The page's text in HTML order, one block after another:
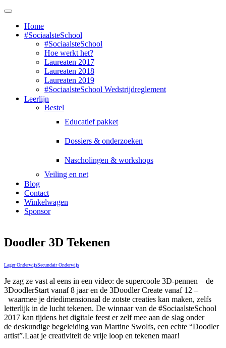
Toggle
navigationHome
#SociaalsteSchool
#SociaalsteSchool
Hoe werkt het?
Laureaten 2017
Laureaten 2018
Laureaten 2019
#SociaalsteSchool Wedstrijdreglement
Leerlijn
Bestel
Educatief pakket
Dossiers & onderzoeken
Nascholingen & workshops
Veiling en net
Blog
Contact
Winkelwagen
Sponsor
Doodler 3D Tekenen
Lager OnderwijsSecundair Onderwijs
Je zag ze vast al eens in een video: de supercoole 3D-pennen – de
3DoodlerStart vanaf 8 jaar en de 3Doodler Create vanaf 12 –
waarmee je driedimensionaal de zotste creaties kan maken, zelfs
letterlijk in de lucht tekenen. De winnaar van de #SociaalsteSchool
2017 kan tijdens het digitale feest er zelf mee aan de slag onder
de deskundige begeleiding van Martine Swolfs, een echte “Doodler
artist”.Laat je creativiteit de vrije loop en tekenen maar!